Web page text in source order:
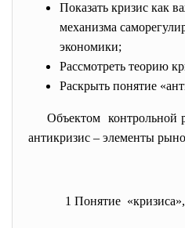
Показать кризис как
механизма
экономики;
Рассмотреть теорию
Раскрыть понятие
Объектом контрольной
антикризис – элементы
1 Понятие